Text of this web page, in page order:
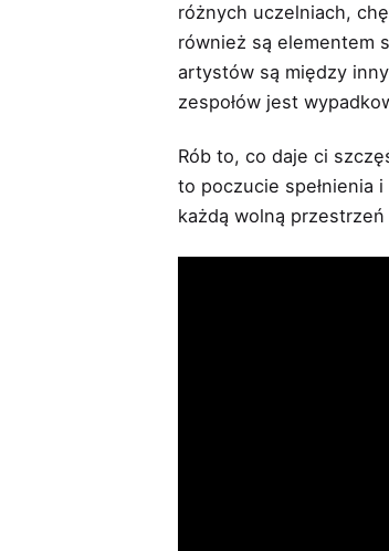
różnych uczelniach,
również są elementem
artystów są między
zespołów jest
Rób to, co daje ci
to poczucie spełnienia
każdą wolną